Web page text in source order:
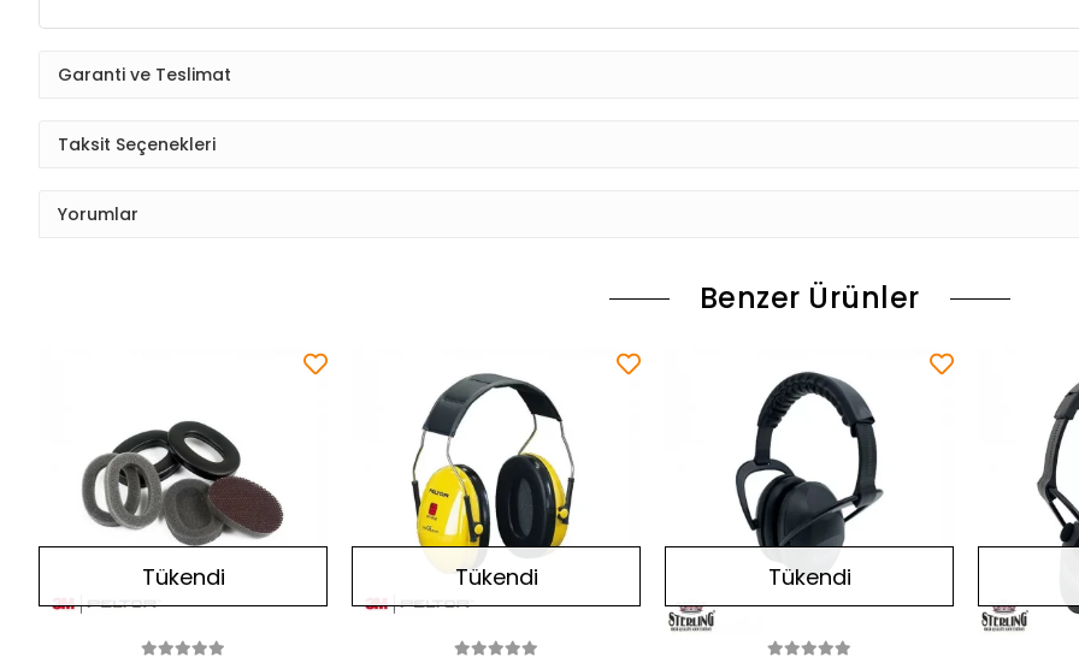
Garanti ve Teslimat
Taksit Seçenekleri
Yorumlar
Benzer Ürünler
Tükendi Tükendi Tükendi